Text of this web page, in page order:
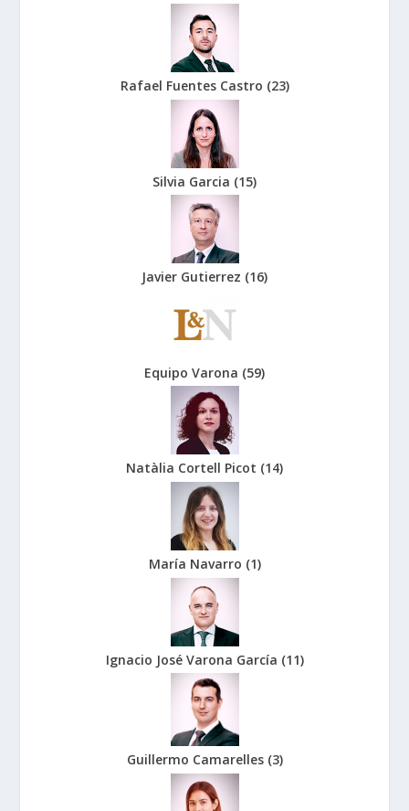
Rafael Fuentes Castro (23)
Silvia Garcia (15)
Javier Gutierrez (16)
Equipo Varona (59)
Natàlia Cortell Picot (14)
María Navarro (1)
Ignacio José Varona García (11)
Guillermo Camarelles (3)